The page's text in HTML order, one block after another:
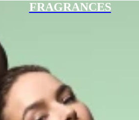
FRAGRANCES